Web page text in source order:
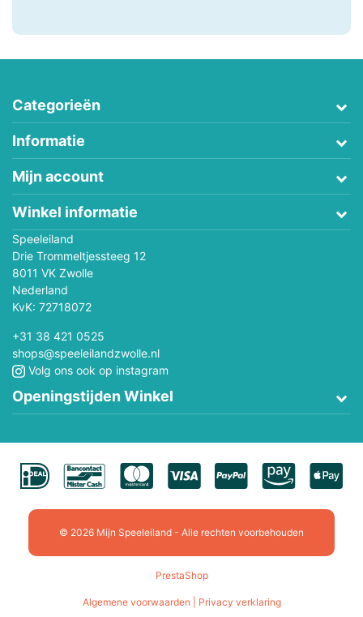
Categorieën
Informatie
Mijn account
Winkel informatie
Speeleiland
Drie Trommeltjessteeg 12
8011 VK Zwolle
Nederland
KvK: 72718072
+31 38 421 0525
shops@speeleilandzwolle.nl
Volg ons ook op instagram
Openingstijden Winkel
© 2026 Mijn Speeleiland - Alle rechten voorbehouden
PrestaShop
Algemene voorwaarden | Privacy verklaring